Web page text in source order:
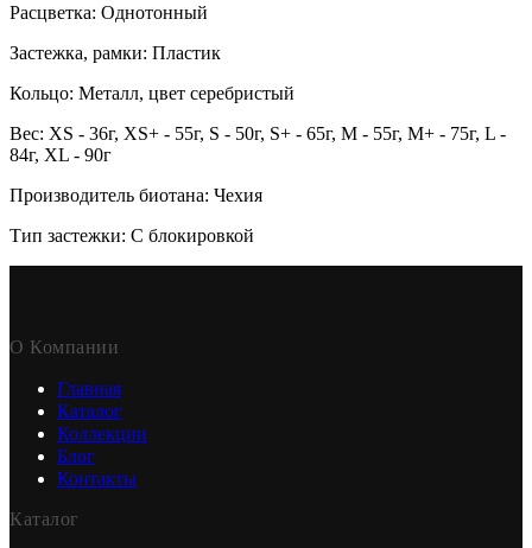
Расцветка: Однотонный
Застежка, рамки: Пластик
Кольцо: Металл, цвет серебристый
Вес: XS - 36г, XS+ - 55г, S - 50г, S+ - 65г, M - 55г, M+ - 75г, L -
84г, XL - 90г
Производитель биотана: Чехия
Тип застежки: С блокировкой
О Компании
Главная
Каталог
Коллекции
Блог
Контакты
Каталог